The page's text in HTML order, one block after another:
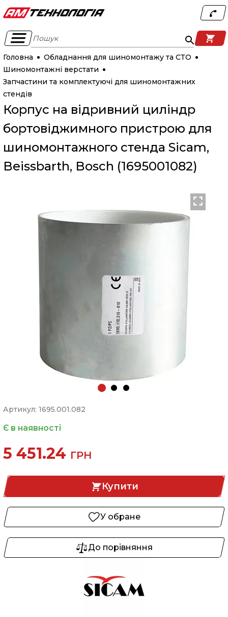
Пошук
Головна
Обладнання для шиномонтажу та СТО
Шиномонтажні верстати
Запчастини та комплектуючі для шиномонтажних
стендів
Корпус на відривний циліндр
бортовіджимного пристрою для
шиномонтажного стенда Sicam,
Beissbarth, Bosch (1695001082)
Артикул: 1695.001.082
Є в наявності
5 451.24 ГРН
Купити
У обране
До порівняння